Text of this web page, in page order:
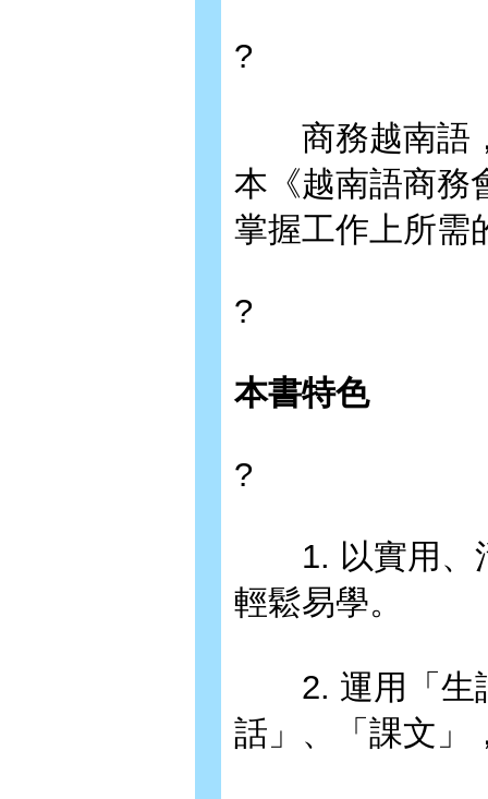
?
商務越南語，
本《越南語商務
掌握工作上所需
?
本書特色
?
1. 以實用、活
輕鬆易學。
2. 運用「生詞
話」、「課文」